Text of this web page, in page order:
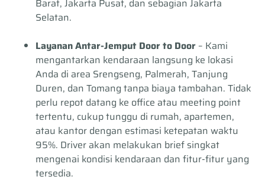
Barat, Jakarta Pusat, dan sebagian Jakarta
Selatan.
Layanan Antar-Jemput Door to Door – Kami
mengantarkan kendaraan langsung ke lokasi
Anda di area Srengseng, Palmerah, Tanjung
Duren, dan Tomang tanpa biaya tambahan. Tidak
perlu repot datang ke office atau meeting point
tertentu, cukup tunggu di rumah, apartemen,
atau kantor dengan estimasi ketepatan waktu
95%. Driver akan melakukan brief singkat
mengenai kondisi kendaraan dan fitur-fitur yang
tersedia.